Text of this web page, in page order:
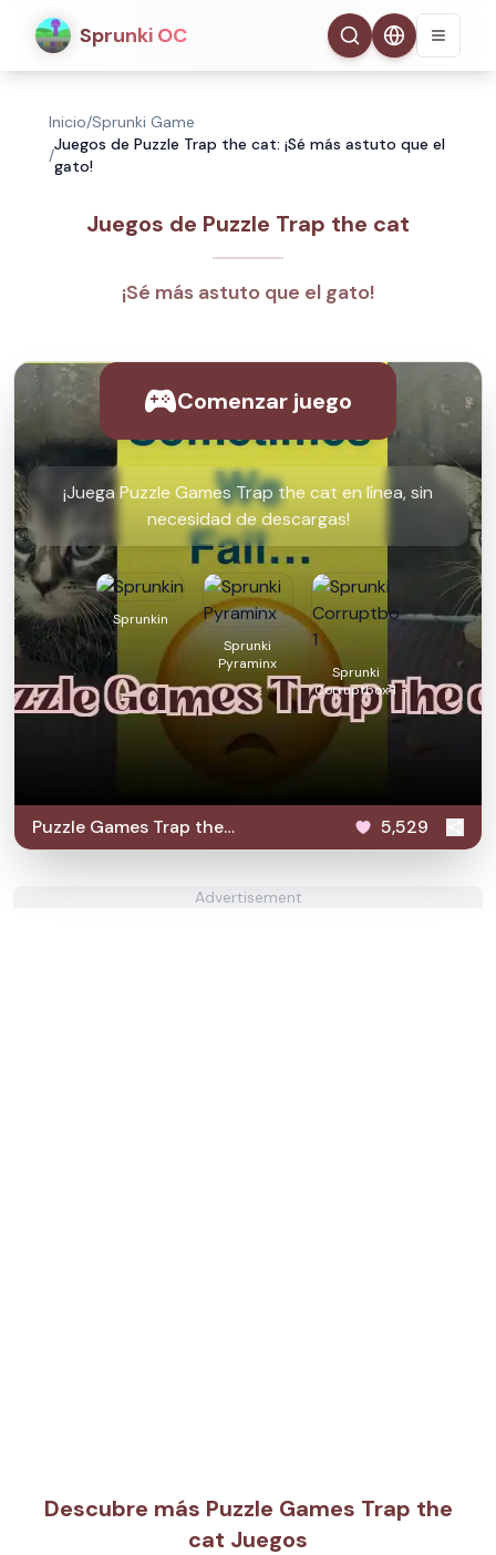
Sprunki OC
Inicio/Sprunki Game
/
Juegos de Puzzle Trap the cat: ¡Sé más astuto que el
gato!
Juegos de Puzzle Trap the cat
¡Sé más astuto que el gato!
Comenzar juego
¡Juega Puzzle Games Trap the cat en línea, sin
necesidad de descargas!
Sprunkin
Sprunki
Pyraminx
Sprunki
Corruptbox 1
Puzzle Games Trap the
cat
5,529
Advertisement
Descubre más Puzzle Games Trap the
cat Juegos